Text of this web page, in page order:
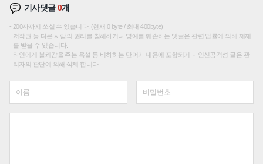
기사댓글0개
200자까지 쓰실 수 있습니다. (현재 0 byte / 최대 400byte)
저작권 등 다른 사람의 권리를 침해하거나 명예를 훼손하는 댓글은 관련 법률에 의해 제재
를 받을 수 있습니다.
타인에게 불쾌감을 주는 욕설 등 비하하는 단어가 내용에 포함되거나 인신공격성 글은 관
리자의 판단에 의해 삭제 합니다.